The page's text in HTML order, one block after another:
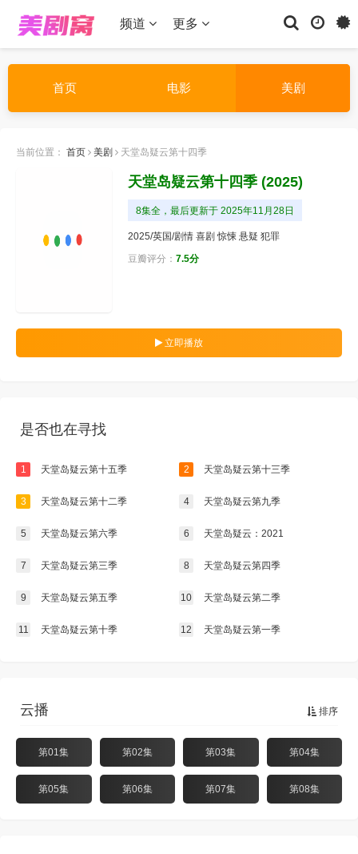
频道 更多
首页 电影 美剧
当前位置： 首页 美剧 天堂岛疑云第十四季
天堂岛疑云第十四季 (2025)
8集全，最后更新于 2025年11月28日
2025/英国/剧情 喜剧 惊悚 悬疑 犯罪
豆瓣评分： 7.5分
立即播放
是否也在寻找
1 天堂岛疑云第十五季 2 天堂岛疑云第十三季
3 天堂岛疑云第十二季 4 天堂岛疑云第九季
5 天堂岛疑云第六季 6 天堂岛疑云：2021
7 天堂岛疑云第三季 8 天堂岛疑云第四季
9 天堂岛疑云第五季 10 天堂岛疑云第二季
11 天堂岛疑云第十季 12 天堂岛疑云第一季
排序
云播
第01集 第02集 第03集 第04集
第05集 第06集 第07集 第08集